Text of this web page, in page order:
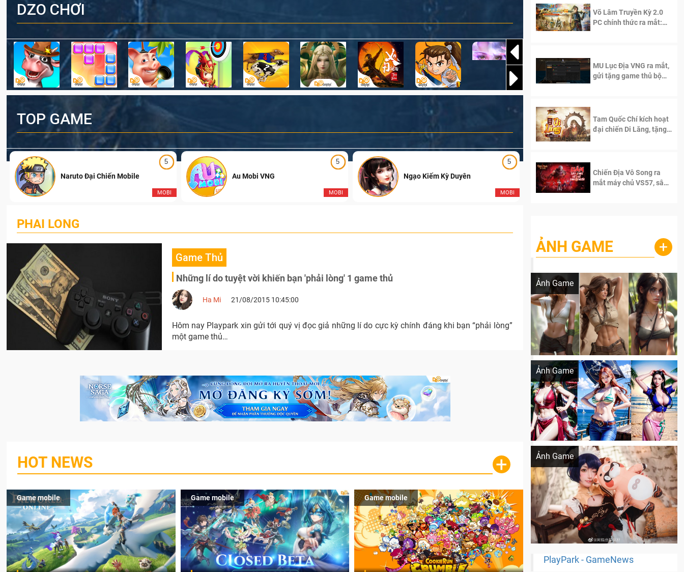
DZO CHƠI
TOP GAME
5
MOBI
Naruto Đại Chiến Mobile
5
MOBI
Au Mobi VNG
5
MOBI
Ngạo Kiếm Kỳ Duyên Ngạo Thiên Mobile
PHAI LONG
Game Thủ
Những lí do tuyệt vời khiến bạn 'phải lòng' 1 game thủ
Ha Mi 21/08/2015 10:45:00
Hôm nay Playpark xin gửi tới quý vị đọc giả những lí do cực kỳ chính đáng khi bạn “phải lòng”
một game thủ…
HOT NEWS +
Game mobile Game mobile Game mobile
Võ Lâm Truyền Kỳ 2.0
PC chính thức ra mắt:
MU Lục Địa VNG ra mắt,
gửi tặng game thủ bộ
Tam Quốc Chí kích hoạt
đại chiến Di Lăng, tặng
Chiến Địa Vô Song ra
mắt máy chủ VS57, sân
ẢNH GAME +
Ảnh Game
Lala Croft vừa nóng vừa xinh dưới nét vẽ
Ảnh Game
Khi AI Cosplay gái đẹp One Piece
Ảnh Game
Cosplay Xiangling siêu cute
PlayPark - GameNews